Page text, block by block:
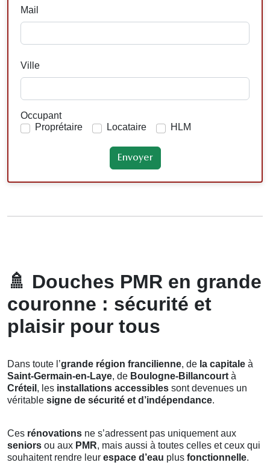
Mail
Ville
Occupant
Proprétaire
Locataire HLM
🚿 Douches PMR en grande
couronne : sécurité et
plaisir pour tous
Dans toute l’grande région francilienne, de la capitale à
Saint-Germain-en-Laye, de Boulogne-Billancourt à
Créteil , les installations accessibles sont devenues un
véritable signe de sécurité et d’indépendance.
Ces rénovations ne s’adressent pas uniquement aux
seniors ou aux PMR, mais aussi à toutes celles et ceux qui
souhaitent rendre leur espace d’eau plus fonctionnelle.